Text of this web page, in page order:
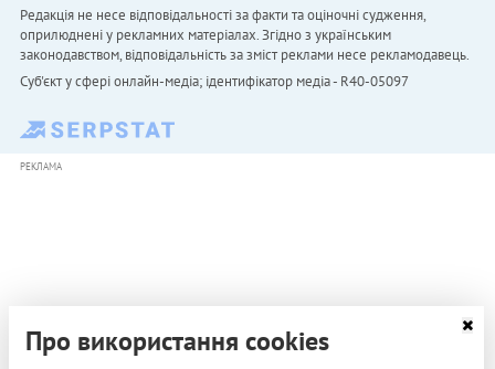
Редакція не несе відповідальності за факти та оціночні судження,
оприлюднені у рекламних матеріалах. Згідно з українським
законодавством, відповідальність за зміст реклами несе рекламодавець.
Cуб'єкт у сфері онлайн-медіа; ідентифікатор медіа - R40-05097
РЕКЛАМА
Про використання cookies